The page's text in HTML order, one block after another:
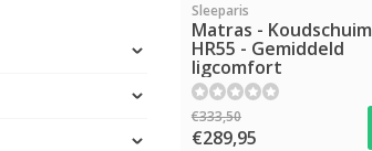
Sleeparis
Matras - Koudschuim
HR55 - Gemiddeld
ligcomfort
€333,50
€289,95